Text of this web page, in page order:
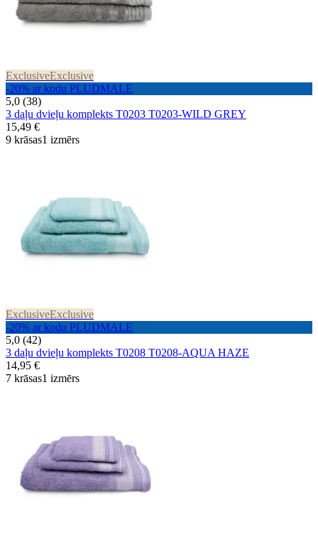
ExclusiveExclusive
-20% ar kodu PLUDMALE
5,0 (38)
3 daļu dvieļu komplekts T0203 T0203-WILD GREY
15,49 €
9 krāsas1 izmērs
ExclusiveExclusive
-20% ar kodu PLUDMALE
5,0 (42)
3 daļu dvieļu komplekts T0208 T0208-AQUA HAZE
14,95 €
7 krāsas1 izmērs